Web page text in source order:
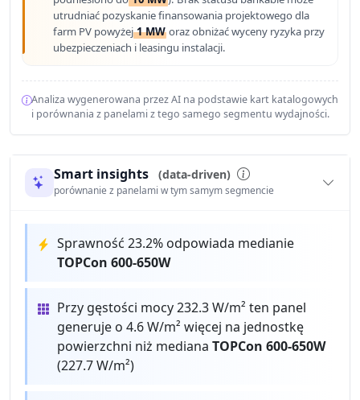
utrudniać pozyskanie finansowania projektowego dla
farm PV powyżej1 MW oraz obniżać wyceny ryzyka przy
ubezpieczeniach i leasingu instalacji.
Analiza wygenerowana przez AI na podstawie kart katalogowych
i porównania z panelami z tego samego segmentu wydajności.
Smart insights (data-driven)
porównanie z panelami w tym samym segmencie
Sprawność 23.2% odpowiada medianie
TOPCon 600-650W
Przy gęstości mocy 232.3 W/m² ten panel
generuje o 4.6 W/m² więcej na jednostkę
powierzchni niż medianaTOPCon 600-650W
(227.7 W/m²)